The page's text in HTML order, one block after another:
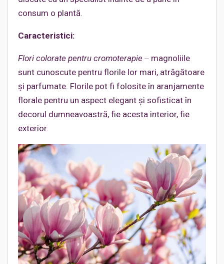
consum o plantă.
Caracteristici:
Flori colorate pentru cromoterapie ‒ magnoliile
sunt cunoscute pentru florile lor mari, atrăgătoare
şi parfumate. Florile pot fi folosite în aranjamente
florale pentru un aspect elegant şi sofisticat în
decorul dumneavoastră, fie acesta interior, fie
exterior.